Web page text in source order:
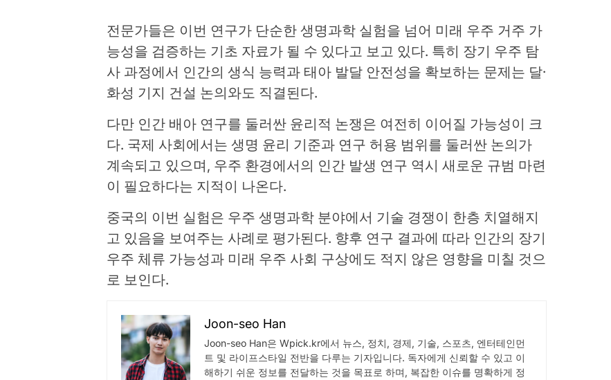
전문가들은 이번 연구가 단순한 생명과학 실험을 넘어 미래 우주 거주 가
능성을 검증하는 기초 자료가 될 수 있다고 보고 있다. 특히 장기 우주 탐
사 과정에서 인간의 생식 능력과 태아 발달 안전성을 확보하는 문제는 달·
화성 기지 건설 논의와도 직결된다.
다만 인간 배아 연구를 둘러싼 윤리적 논쟁은 여전히 이어질 가능성이 크
다. 국제 사회에서는 생명 윤리 기준과 연구 허용 범위를 둘러싼 논의가
계속되고 있으며, 우주 환경에서의 인간 발생 연구 역시 새로운 규범 마련
이 필요하다는 지적이 나온다.
중국의 이번 실험은 우주 생명과학 분야에서 기술 경쟁이 한층 치열해지
고 있음을 보여주는 사례로 평가된다. 향후 연구 결과에 따라 인간의 장기
우주 체류 가능성과 미래 우주 사회 구상에도 적지 않은 영향을 미칠 것으
로 보인다.
Joon-seo Han
Joon-seo Han은 Wpick.kr에서 뉴스, 정치, 경제, 기술, 스포츠, 엔터테인먼
트 및 라이프스타일 전반을 다루는 기자입니다. 독자에게 신뢰할 수 있고 이
해하기 쉬운 정보를 전달하는 것을 목표로 하며, 복잡한 이슈를 명확하게 정